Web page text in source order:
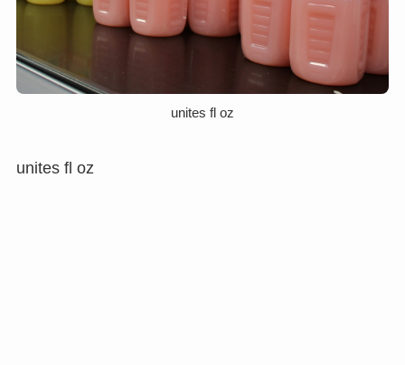
unites fl oz
unites fl oz